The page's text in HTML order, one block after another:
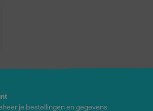
je bestellingen en gegevens